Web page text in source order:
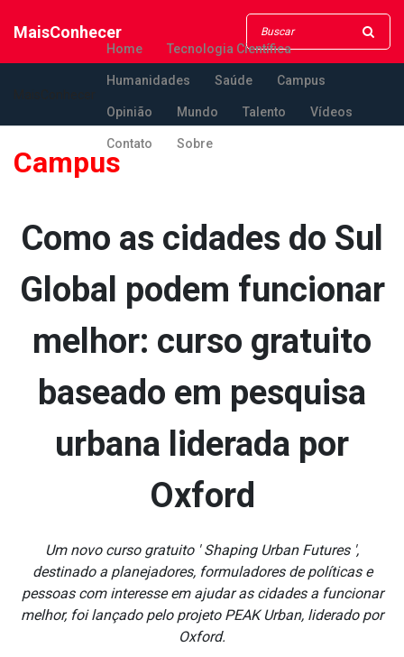
MaisConhecer
Home Tecnologia Científica
Humanidades Saúde Campus
Opinião Mundo Talento Vídeos
Contato Sobre
Campus
Como as cidades do Sul
Global podem funcionar
melhor: curso gratuito
baseado em pesquisa
urbana liderada por
Oxford
Um novo curso gratuito ' Shaping Urban Futures ',
destinado a planejadores, formuladores de políticas e
pessoas com interesse em ajudar as cidades a funcionar
melhor, foi lançado pelo projeto PEAK Urban, liderado por
Oxford.